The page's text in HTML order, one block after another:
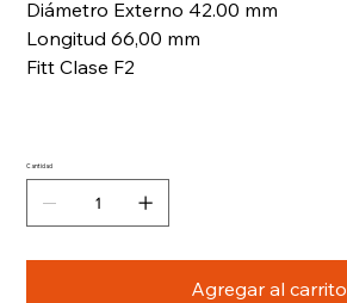
Diámetro Externo 42.00 mm
Longitud 66,00 mm
Fitt Clase F2
Cantidad
Agregar al carrito